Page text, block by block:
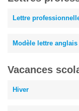
Lettre
Modèle lettre anglais
Vacances
Hiver